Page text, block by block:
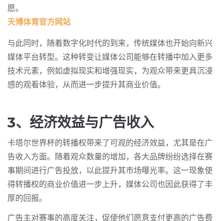
愿。
天博体育官方网站
与此同时，随着数字化时代的到来，传统媒体也开始向新兴
媒体平台转型。这种转变让媒体公司能够在转播中加入更多
技术元素，例如虚拟现实和增强现实，为观众带来更具沉浸
感的观看体验，从而进一步提升其商业价值。
3、经济效益与广告收入
卡塔尔世界杯的转播权带来了可观的经济效益，尤其是在广
告收入方面。随着观众数量的增加，各大品牌纷纷选择在赛
事期间进行广告投放，以此提升其市场曝光率。这一现象使
得转播权的商业价值进一步上升，媒体公司也因此获得了丰
厚的回报。
广告主对赛事的高度关注，促使他们愿意支付更高的广告费